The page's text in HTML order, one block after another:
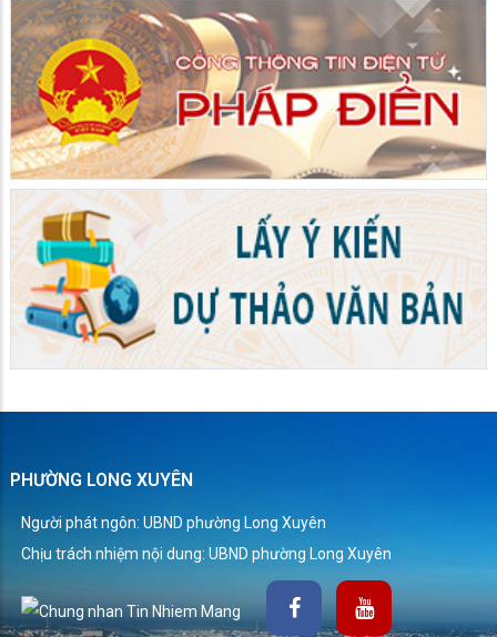
PHƯỜNG LONG XUYÊN
Người phát ngôn: UBND phường Long Xuyên
Chịu trách nhiệm nội dung: UBND phường Long Xuyên